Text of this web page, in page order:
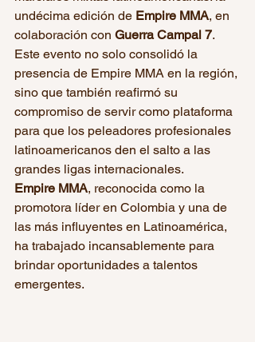
undécima edición de Empire MMA, en
colaboración con Guerra Campal 7.
Este evento no solo consolidó la
presencia de Empire MMA en la región,
sino que también reafirmó su
compromiso de servir como plataforma
para que los peleadores profesionales
latinoamericanos den el salto a las
grandes ligas internacionales.
Empire MMA, reconocida como la
promotora líder en Colombia y una de
las más influyentes en Latinoamérica,
ha trabajado incansablemente para
brindar oportunidades a talentos
emergentes.